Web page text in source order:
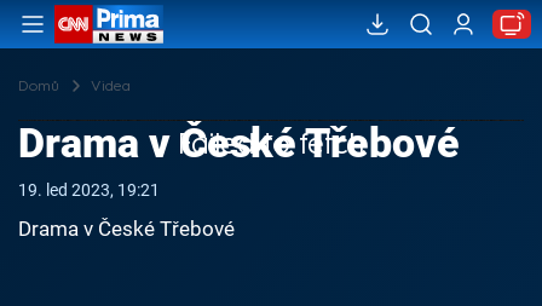
Domů Videa
Failed to fetch
Drama v České Třebové
19. led 2023, 19:21
Drama v České Třebové